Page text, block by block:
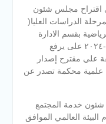
اقتراح مجلس شئون
الدراسات العليا(
بقسم الادارة
والترويح اعتباراً من العام الدراسي ٢٠٢٣-٢٠٢٤ على يرفع
علي مقترح إصدار
علمية محكمة تصدر عن
خدمة المجتمع
البيئة العالمي الموافق